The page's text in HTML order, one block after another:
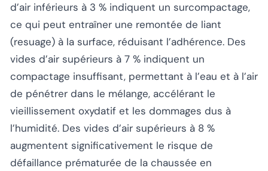
d’air inférieurs à 3 % indiquent un surcompactage,
ce qui peut entraîner une remontée de liant
(resuage) à la surface, réduisant l’adhérence. Des
vides d’air supérieurs à 7 % indiquent un
compactage insuffisant, permettant à l’eau et à l’air
de pénétrer dans le mélange, accélérant le
vieillissement oxydatif et les dommages dus à
l’humidité. Des vides d’air supérieurs à 8 %
augmentent significativement le risque de
défaillance prématurée de la chaussée en